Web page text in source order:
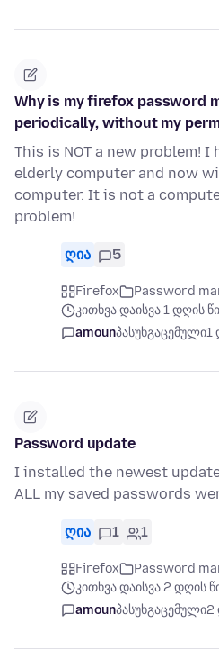
Why is my firefox password
periodically, without my
This is NOT a new problem!
elderly computer and now
computer. It is not a
problem!
ღია 5
Firefox
Password
კითხვა დაისვა 1 დღის
amounპასუხგაცემული1
Password update
I installed the newest
ALL my saved passwords
ღია 1 1
Firefox
Password
კითხვა დაისვა 2 დღის
amounპასუხგაცემული2